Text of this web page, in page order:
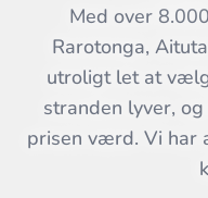
Med over
Rarotonga,
utroligt let at
stranden lyver,
prisen værd. Vi har